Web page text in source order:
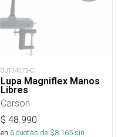
OUT34572-C
Lupa Magniflex Manos
Libres
Carson
$ 48.990
en 6cuotas de $8.165sin